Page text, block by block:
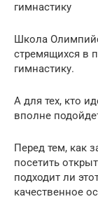
гимнастику
Школа
стремящихся в
гимнастику.
А для тех, кто
вполне
Перед тем, как
посетить
подходит ли
качественное